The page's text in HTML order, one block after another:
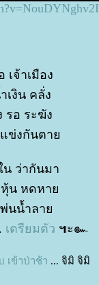
เจ้าเมือง
เงิน คลั่ง
รอ ระฆัง
แข่งกันตา
น ว่ากันมา
หุ้น หดหา
พ่นน้ำลา
เตรียมตัว ๚ะ๛
เข้าป่าช้า ... จิมิ จิมิ